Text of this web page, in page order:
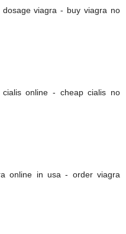
dosage viagra - buy viagra no
online - cheap cialis no
online in usa - order viagra